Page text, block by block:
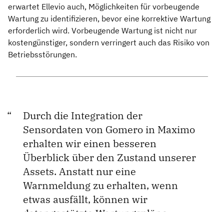
erwartet Ellevio auch, Möglichkeiten für vorbeugende
Wartung zu identifizieren, bevor eine korrektive Wartung
erforderlich wird. Vorbeugende Wartung ist nicht nur
kostengünstiger, sondern verringert auch das Risiko von
Betriebsstörungen.
Durch die Integration der
Sensordaten von Gomero in Maximo
erhalten wir einen besseren
Überblick über den Zustand unserer
Assets. Anstatt nur eine
Warnmeldung zu erhalten, wenn
etwas ausfällt, können wir